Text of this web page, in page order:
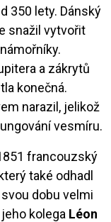
350 lety. Dánský
snažil vytvořit
a zákrytů
konečná.
narazil, jelikož
vesmíru.
francouzský
také odhadl
dobu velmi
kolega Léon